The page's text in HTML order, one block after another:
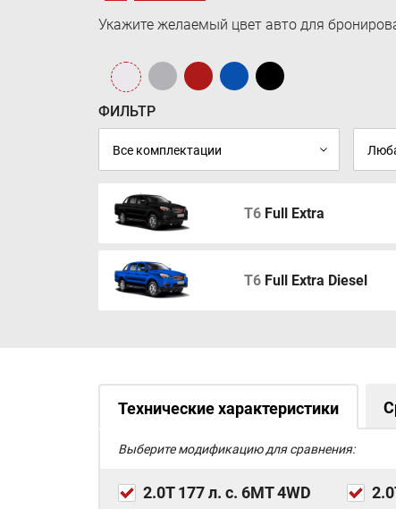
Укажите желаемый цвет авто для
ФИЛЬТР
T6 Full Extra
T6 Full Extra Diesel
Технические характеристики
Выберите модификацию для сравнения:
2.0T 177 л. с. 6MT 4WD